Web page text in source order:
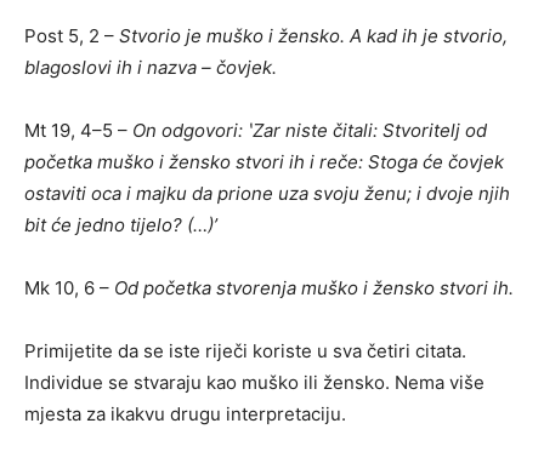
Post 5, 2 – Stvorio je muško i žensko. A kad ih je stvorio,
blagoslovi ih i nazva – čovjek.
Mt 19, 4–5 – On odgovori: ʽZar niste čitali: Stvoritelj od
početka muško i žensko stvori ih i reče: Stoga će čovjek
ostaviti oca i majku da prione uza svoju ženu; i dvoje njih
bit će jedno tijelo? (…)ʼ
Mk 10, 6 – Od početka stvorenja muško i žensko stvori ih.
Primijetite da se iste riječi koriste u sva četiri citata.
Individue se stvaraju kao muško ili žensko. Nema više
mjesta za ikakvu drugu interpretaciju.